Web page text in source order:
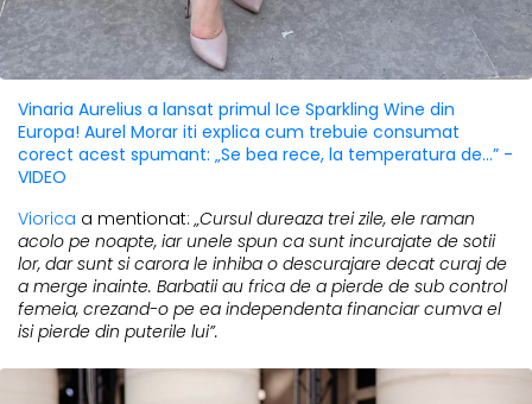
Vinaria Aurelius a lansat primul Ice Sparkling Wine din
Europa! Aurel Morar iti explica cum trebuie consumat
corect acest spumant: „Se bea rece, la temperatura de...” -
VIDEO
Viorica a mentionat: „Cursul dureaza trei zile, ele raman
acolo pe noapte, iar unele spun ca sunt incurajate de sotii
lor, dar sunt si carora le inhiba o descurajare decat curaj de
a merge inainte. Barbatii au frica de a pierde de sub control
femeia, crezand-o pe ea independenta financiar cumva el
isi pierde din puterile lui”.